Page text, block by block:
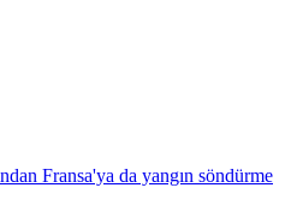
Fransa'ya da yangın söndürme